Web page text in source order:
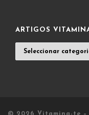
ARTIGOS
VITAMINADOS